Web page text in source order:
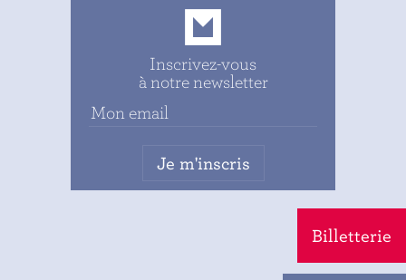
Inscrivez-vous
à notre newsletter
Billetterie